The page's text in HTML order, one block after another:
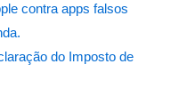
contra apps falsos
do Imposto de